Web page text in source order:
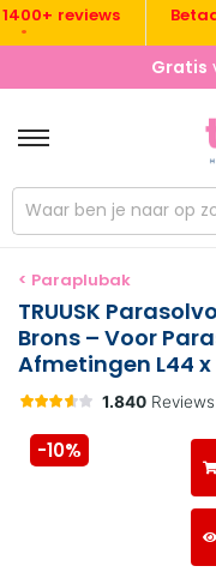
reviews Betaal
Gratis
< Paraplubak
TRUUSK
Brons – Voor
Afmetingen L44 x
-10%